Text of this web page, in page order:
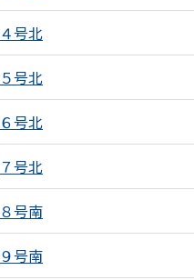
４号北
５号北
６号北
７号北
８号南
９号南